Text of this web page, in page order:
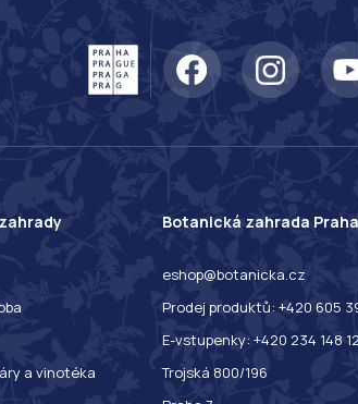
a vinotéka
Botanická zahrada Praha
eshop@botanicka.cz
Prodej produktů: +420 605
E-vstupenky: +420 234 148
Trojská 800/196